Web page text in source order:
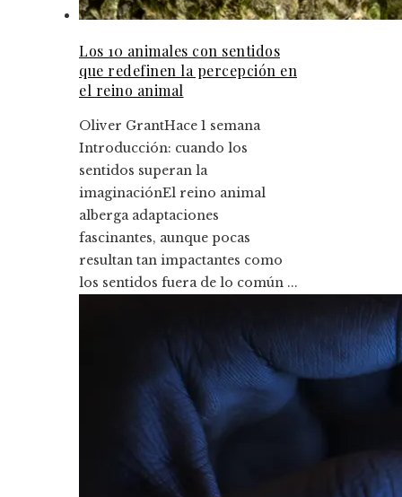
Los 10 animales con sentidos
que redefinen la percepción en
el reino animal
Oliver GrantHace 1 semana
Introducción: cuando los
sentidos superan la
imaginaciónEl reino animal
alberga adaptaciones
fascinantes, aunque pocas
resultan tan impactantes como
los sentidos fuera de lo común ...